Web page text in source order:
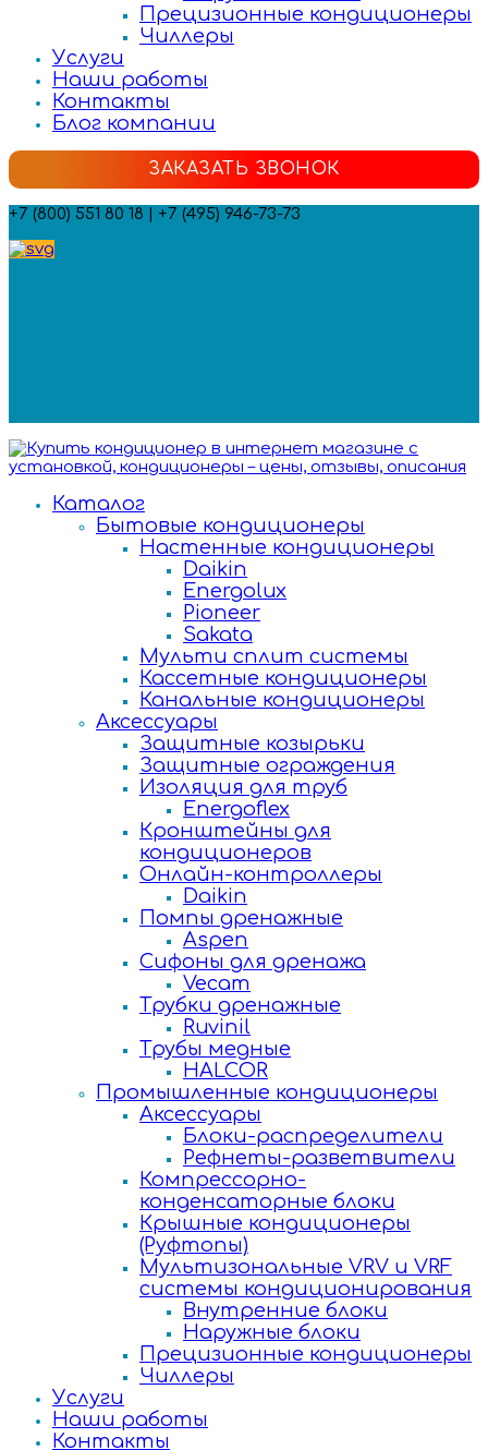
Прецизионные кондиционеры
Чиллеры
Услуги
Наши работы
Контакты
Блог компании
ЗАКАЗАТЬ ЗВОНОК
+7 (800) 551 80 18 | +7 (495) 946-73-73
Каталог
Бытовые кондиционеры
Настенные кондиционеры
Daikin
Energolux
Pioneer
Sakata
Мульти сплит системы
Кассетные кондиционеры
Канальные кондиционеры
Аксессуары
Защитные козырьки
Защитные ограждения
Изоляция для труб
Energoflex
Кронштейны для
кондиционеров
Онлайн-контроллеры
Daikin
Помпы дренажные
Aspen
Сифоны для дренажа
Vecam
Трубки дренажные
Ruvinil
Трубы медные
HALCOR
Промышленные кондиционеры
Аксессуары
Блоки-распределители
Рефнеты-разветвители
Компрессорно-
конденсаторные блоки
Крышные кондиционеры
(Руфтопы)
Мультизональные VRV и VRF
системы кондиционирования
Внутренние блоки
Наружные блоки
Прецизионные кондиционеры
Чиллеры
Услуги
Наши работы
Контакты